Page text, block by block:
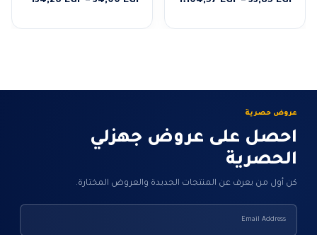
من
من
عروض حصرية
احصل على عروض جهزلي
الحصرية
كن أول من يعرف عن المنتجات الجديدة والعروض المختارة.